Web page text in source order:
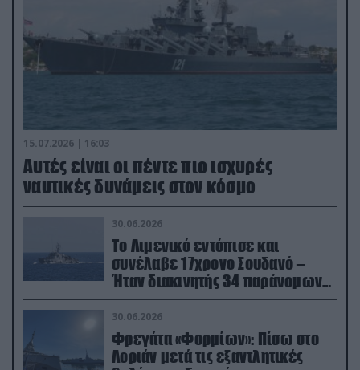
15.07.2026 | 16:03
Aυτές είναι οι πέντε πιο ισχυρές
ναυτικές δυνάμεις στον κόσμο
30.06.2026
Το Λιμενικό εντόπισε και
συνέλαβε 17χρονο Σουδανό –
Ήταν διακινητής 34 παράνομων
μεταναστών
30.06.2026
Φρεγάτα «Φορμίων»: Πίσω στο
Λοριάν μετά τις εξαντλητικές